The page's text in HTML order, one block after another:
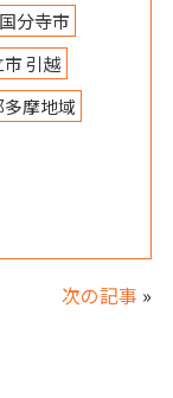
国分寺市
市 引越
摩地域
次の記事 »